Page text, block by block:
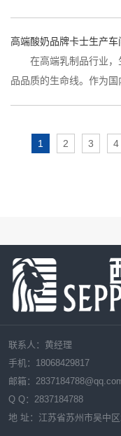
高端酸奶品牌卡士生产
在高端乳制品行业，
品品质的生命线。作为
1 2 3 4
联系人：黄经理
手机：18068429817
邮箱： 2837184788
Q Q： 2837184788
地 址：江苏省苏州市吴中